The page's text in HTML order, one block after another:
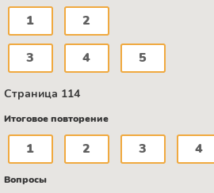
1 2
3 4 5
Страница 114
Итоговое повторение
1 2 3 4
Вопросы